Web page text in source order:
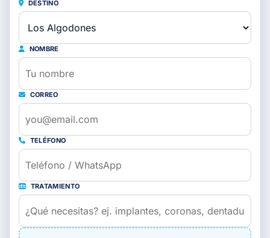
DESTINO
NOMBRE
CORREO
TELÉFONO
TRATAMIENTO